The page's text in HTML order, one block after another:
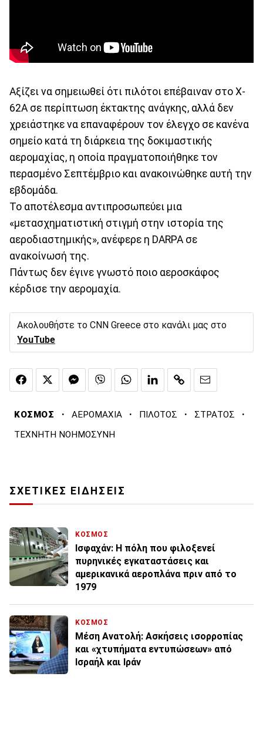
Αξίζει να σημειωθεί ότι πιλότοι επέβαιναν στο X-
62A σε περίπτωση έκτακτης ανάγκης, αλλά δεν
χρειάστηκε να επαναφέρουν τον έλεγχο σε κανένα
σημείο κατά τη διάρκεια της δοκιμαστικής
αερομαχίας, η οποία πραγματοποιήθηκε τον
περασμένο Σεπτέμβριο και ανακοινώθηκε αυτή την
εβδομάδα.
Το αποτέλεσμα αντιπροσωπεύει μια
«μετασχηματιστική στιγμή στην ιστορία της
αεροδιαστημικής», ανέφερε η DARPA σε
ανακοίνωσή της.
Πάντως δεν έγινε γνωστό ποιο αεροσκάφος
κέρδισε την αερομαχία.
Ακολουθήστε το CNN Greece στο κανάλι μας στο
YouTube
ΚΟΣΜΟΣ · ΑΕΡΟΜΑΧΙΑ · ΠΙΛΟΤΟΣ · ΣΤΡΑΤΟΣ ·
ΤΕΧΝΗΤΗ ΝΟΗΜΟΣΥΝΗ
ΣΧΕΤΙΚΕΣ ΕΙΔΗΣΕΙΣ
ΚΟΣΜΟΣ
Ισφαχάν: Η πόλη που φιλοξενεί
πυρηνικές εγκαταστάσεις και
αμερικανικά αεροπλάνα πριν από το
1979
ΚΟΣΜΟΣ
Μέση Ανατολή: Ασκήσεις ισορροπίας
και «χτυπήματα εντυπώσεων» από
Ισραήλ και Ιράν